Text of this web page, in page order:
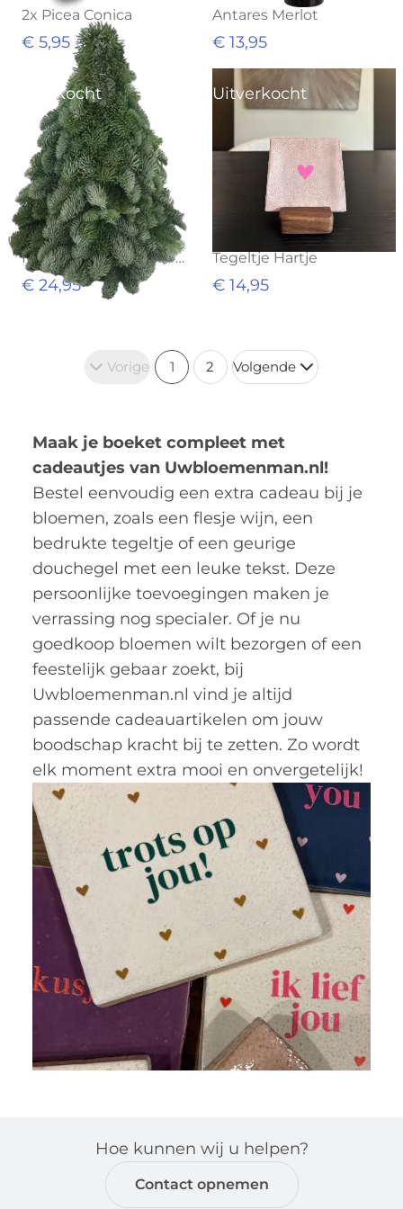
2x Picea Conica
€ 5,95 € 8,95
Antares Merlot
€ 13,95
Uitverkocht
Nobilis kerstboom 50CM
€ 24,95
Uitverkocht
Tegeltje Hartje
€ 14,95
Vorige 1 2 Volgende
Maak je boeket compleet met
cadeautjes van Uwbloemenman.nl!
Bestel eenvoudig een extra cadeau bij je
bloemen, zoals een flesje wijn, een
bedrukte tegeltje of een geurige
douchegel met een leuke tekst. Deze
persoonlijke toevoegingen maken je
verrassing nog specialer. Of je nu
goedkoop bloemen wilt bezorgen of een
feestelijk gebaar zoekt, bij
Uwbloemenman.nl vind je altijd
passende cadeauartikelen om jouw
boodschap kracht bij te zetten. Zo wordt
elk moment extra mooi en onvergetelijk!
Hoe kunnen wij u helpen?
Contact opnemen